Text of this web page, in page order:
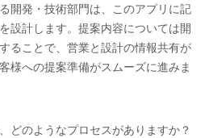
開発・技術部門は、このアプリに記
設計します。提案内容については開
ることで、営業と設計の情報共有が
様への提案準備がスムーズに進みま
どのようなプロセスがありますか？